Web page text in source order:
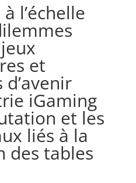
l’échelle
et
iGaming
et les
liés à la
des tables